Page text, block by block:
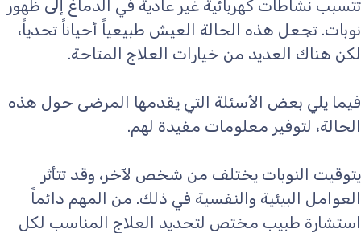
تتسبب نشاطات كهربائية غير عادية في الدماغ إلى ظهور
نوبات. تجعل هذه الحالة العيش طبيعياً أحياناً تحدياً،
لكن هناك العديد من خيارات العلاج المتاحة.
فيما يلي بعض الأسئلة التي يقدمها المرضى حول هذه
الحالة، لتوفير معلومات مفيدة لهم.
يتوقيت النوبات يختلف من شخص لآخر، وقد تتأثر
العوامل البيئية والنفسية في ذلك. من المهم دائماً
استشارة طبيب مختص لتحديد العلاج المناسب لكل